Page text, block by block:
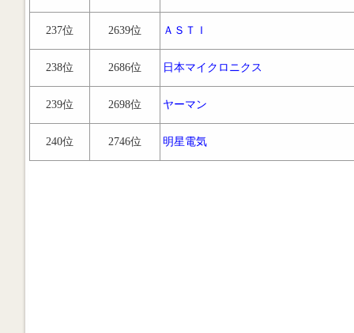
237位 2639位 ＡＳＴＩ
238位 2686位 日本マイクロニクス
239位 2698位 ヤーマン
240位 2746位 明星電気